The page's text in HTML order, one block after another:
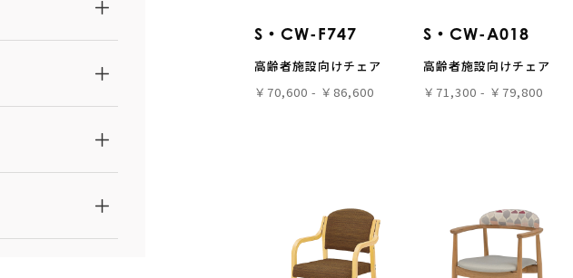
S・CW-F747
高齢者施設向けチェア
￥70,600 - ￥86,600
S・CW-A018
高齢者施設向けチェア
￥71,300 - ￥79,800